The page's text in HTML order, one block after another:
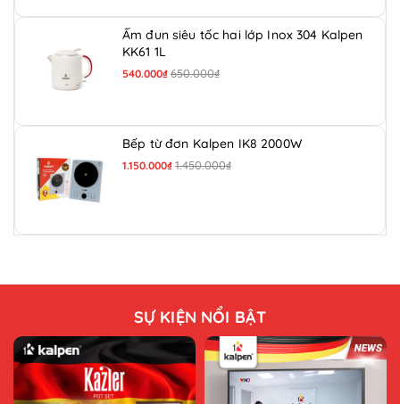
Ấm đun siêu tốc hai lớp Inox 304 Kalpen
KK61 1L
540.000₫ 650.000₫
Bếp từ đơn Kalpen IK8 2000W
1.150.000₫ 1.450.000₫
SỰ KIỆN NỔI BẬT